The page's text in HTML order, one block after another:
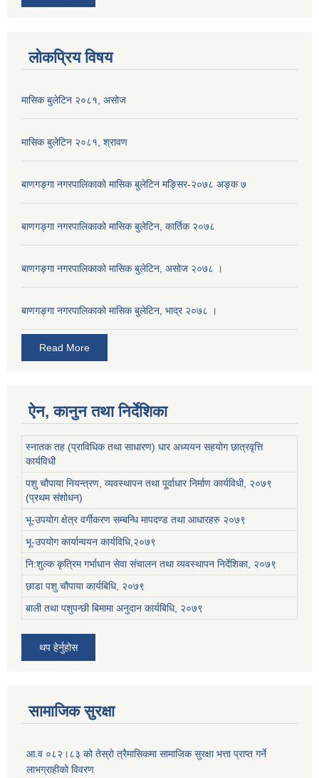
लोकप्रिय विषय
मासिक बुलेटिन २०८१, असोज
मासिक बुलेटिन २०८१, श्रावण
बाणगङ्गा नगरपालिकाको मासिक बुलेटिन मङ्सिर-२०७८ अङ्क ७
बाणगङ्गा नगरपालिकाको मासिक बुलेटिन, कार्तिक २०७८
बाणगङ्गा नगरपालिकाको मासिक बुलेटिन, असोज २०७८ ।
बाणगङ्गा नगरपालिकाकाे मासिक बुलेटिन, भाद्र २०७८ ।
Read More
ऐन, कानुन तथा निर्देशिका
स्नातक तह (प्राविधिक तथा साधारण) धार अध्ययन सहयोग छात्रवृत्ति
कार्यविधी
पशु चौपाया नियन्त्रण, व्यवस्थापन तथा पू्र्वाधार निर्माण कार्यविधी, २०७९
(प्रथम संशोधन)
भू-उपयोग क्षेत्र वर्गीकरण सम्बन्धि मापदण्ड तथा आधारहरु २०७९
भू-उपयोग कार्यान्वयन कार्यविधि,२०७९
नि:शुल्क कृत्रिम गर्भाधान सेवा संचालन तथा व्यवस्थापन निर्देशिका, २०७९
छाडा पशु चौपाया कार्यबिधि, २०७९
बाली तथा पशुपन्छी बिमामा अनुदान कार्यबिधि, २०७९
थप हेर्नुहोस
सामाजिक सुरक्षा
आ.व ०८२।८३ को तेस्रो त्रैमासिकमा सामाजिक सुरक्षा भत्ता प्राप्त गर्ने
लाभग्राहीको विवरण